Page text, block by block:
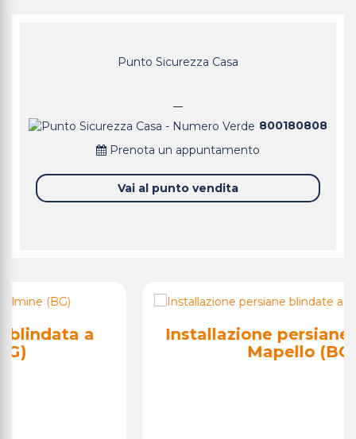
Punto Sicurezza Casa
800180808
Prenota un appuntamento
Vai al punto vendita
Installazione persiane blindate a